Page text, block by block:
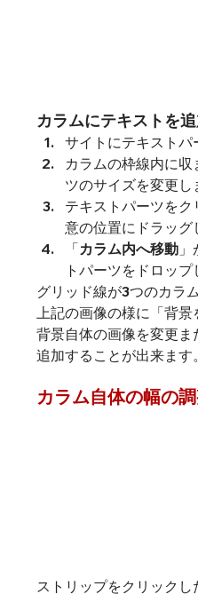
カラムにテキストを
サイトにテキストパ
カラムの枠線内に
ツのサイズを変更し
テキストパーツを
意の位置にドラッグ
「カラム内へ移動」
トパーツをドロップ
グリッド線が3つのカラ
上記の画像の様に「背
背景自体の画像を変更
追加することが出来ます。
カラム自体の幅の
ストリップをクリック